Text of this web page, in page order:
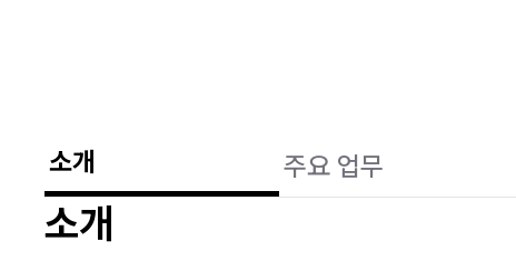
소개 주요 업무
소개